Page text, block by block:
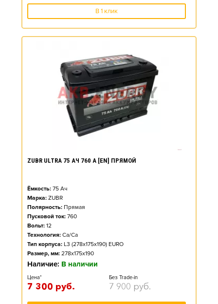
В 1 клик
ZUBR ULTRA 75 АЧ 760 А [EN] ПРЯМОЙ
Ёмкость: 75 Ач
Марка: ZUBR
Полярность: Прямая
Пусковой ток: 760
Вольт: 12
Технология: Ca/Ca
Тип корпуса: L3 (278x175x190) EURO
Размер, мм: 278x175x190
Наличие: В наличии
Цена*
7 300 руб.
Без Trade-in
7 900 руб.